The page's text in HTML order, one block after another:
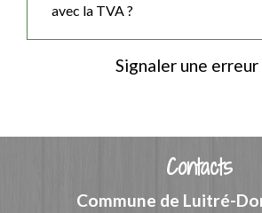
avec la TVA ?
Signaler une
Contacts
Commune de Luitré-